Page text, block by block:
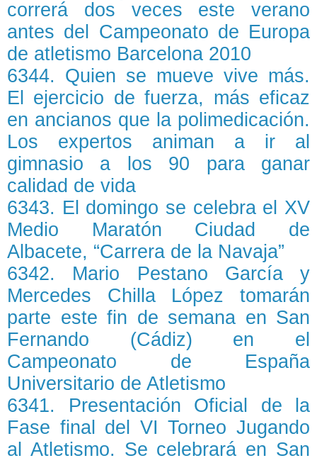
correrá dos veces este verano
antes del Campeonato de Europa
de atletismo Barcelona 2010
6344. Quien se mueve vive más.
El ejercicio de fuerza, más eficaz
en ancianos que la polimedicación.
Los expertos animan a ir al
gimnasio a los 90 para ganar
calidad de vida
6343. El domingo se celebra el XV
Medio Maratón Ciudad de
Albacete, “Carrera de la Navaja”
6342. Mario Pestano García y
Mercedes Chilla López tomarán
parte este fin de semana en San
Fernando (Cádiz) en el
Campeonato de España
Universitario de Atletismo
6341. Presentación Oficial de la
Fase final del VI Torneo Jugando
al Atletismo. Se celebrará en San